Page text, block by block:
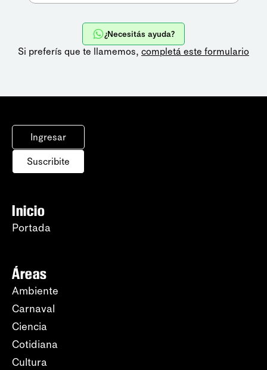
¿Necesitás ayuda?
Si preferís que te llamemos, completá este formulario
Ingresar
Suscribite
Inicio
Portada
Áreas
Ambiente
Carnaval
Ciencia
Cotidiana
Cultura